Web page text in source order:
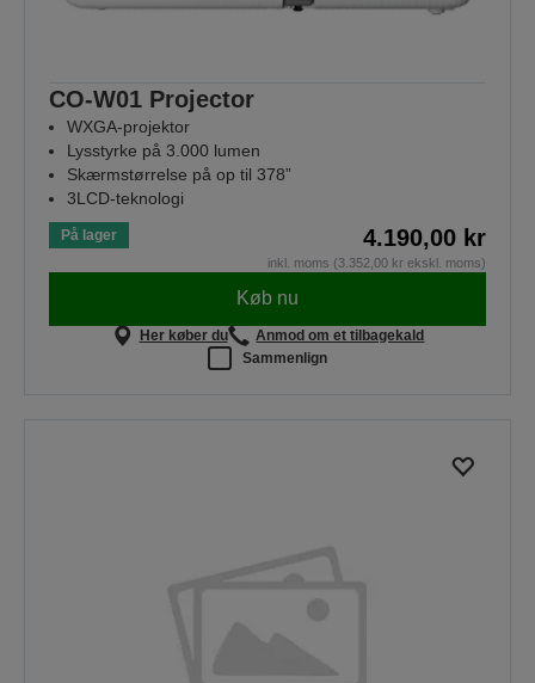
CO-W01 Projector
WXGA-projektor
Lysstyrke på 3.000 lumen
Skærmstørrelse på op til 378”
3LCD-teknologi
På lager 4.190,00 kr
inkl. moms (3.352,00 kr ekskl. moms)
Køb nu
Her køber du
Anmod om et tilbagekald
Sammenlign